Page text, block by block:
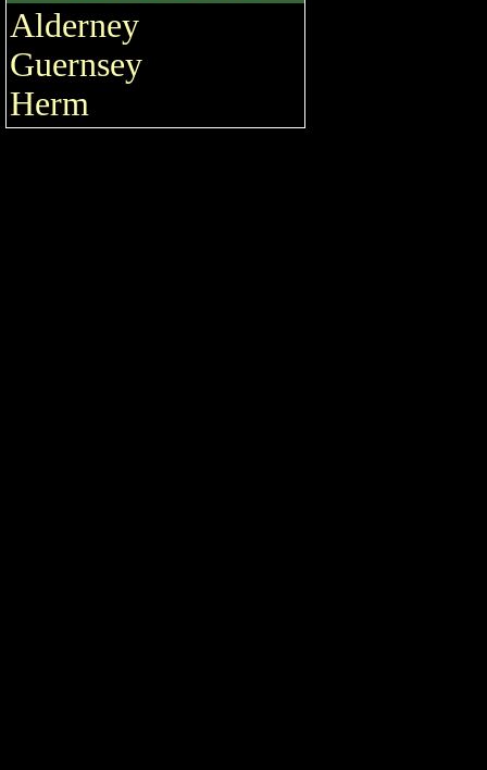
Alderney
Guernsey
Herm